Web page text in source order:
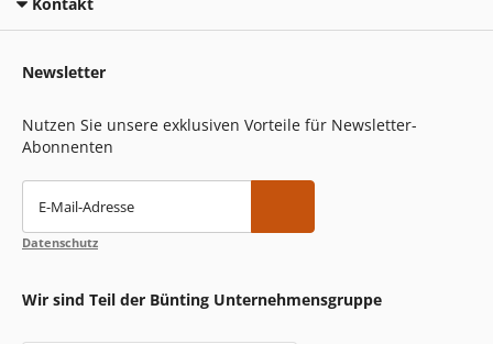
Newsletter
Nutzen Sie unsere exklusiven Vorteile für Newsletter-
Abonnenten
E-Mail-Adresse
Datenschutz
Wir sind Teil der Bünting Unternehmensgruppe